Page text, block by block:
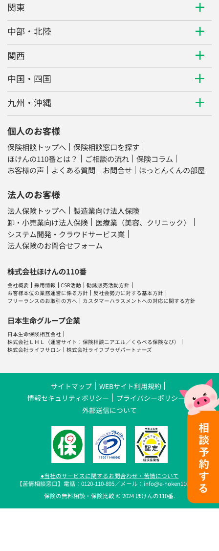
関東
中部・北陸
関西
中国・四国
九州・沖縄
個人のお客様
保険相談トップへ
保険相談窓口を探す
ほけんの110番とは？
ご相談の流れ
保険コラム
お客様の声
よくある質問 お問合せ ほっとんくんの部屋
法人のお客様
法人保険トップへ
製造業向け法人保険
卸・小売業向け法人保険
医療業（美容、クリニック）
システム開発・クラウドサービス業
法人保険のお問合せフォーム
株式会社ほけんの110番
会社概要 採用情報 CSR活動
勧誘販売活動方針
お客様本位の業務運営に係る方針
反社会勢力に対する基本方針
フリーランスのお取引の方へ
カスタマーハラスメントへの対応に関する方針
日本生命グループ企業
日本生命保険相互会社
株式会社ＬＨＬ （運営サイト：保険相談ニアエル／ くらべる保険なび）
株式会社ライフサロン
株式会社ライフプラザパートナーズ
サイトマップ
WEBサイト利用規約
情報セキュリティポリシー
プライバシーポリシー
外部送信について
●当社のサービスに関するお問合わせ・苦情について
【苦情相談窓口】電話：0120-110-895／メール：info@e-hoken110.com
保険の無料相談・保険比較 © 2024 ほけんの110番.